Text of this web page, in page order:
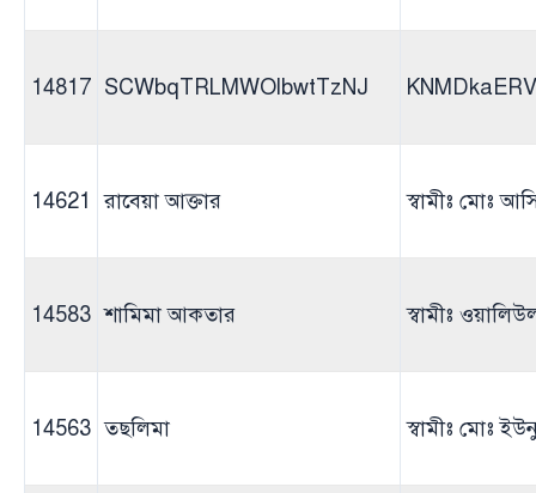
14817 SCWbqTRLMWOlbwtTzNJ
14621 রাবেয়া আক্তার স্বামীঃ মোঃ
14583 শামিমা আকতার স্বামীঃ
14563 তছলিমা স্বামীঃ মোঃ